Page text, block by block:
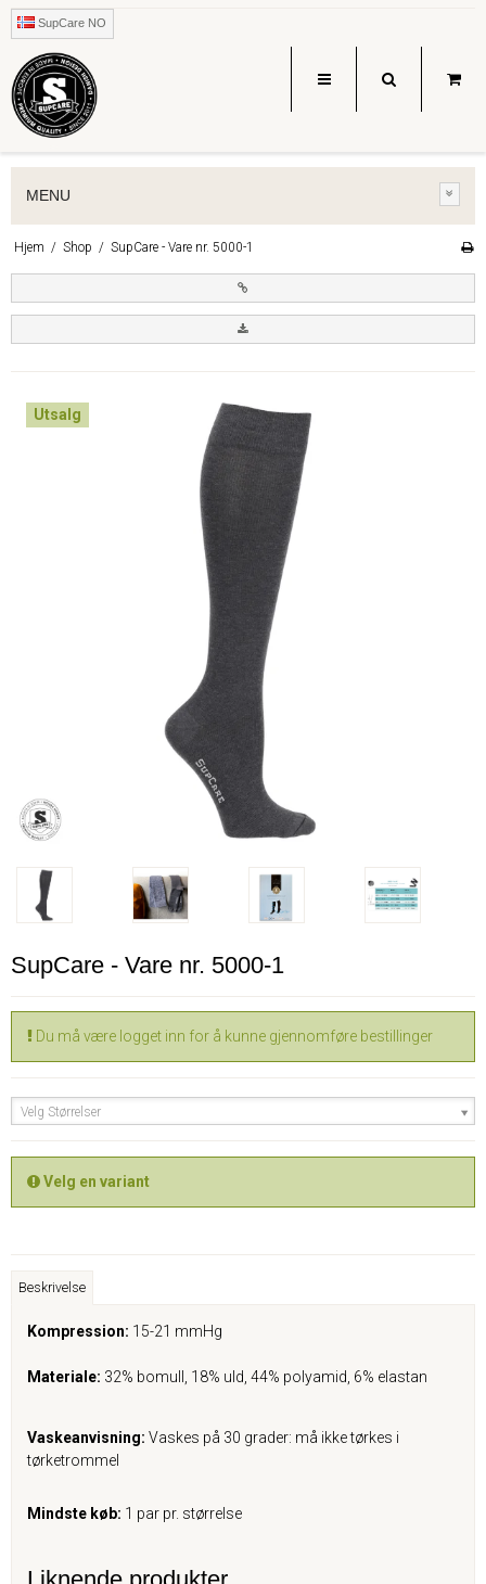
SupCare NO
MENU
Hjem / Shop / SupCare - Vare nr. 5000-1
Utsalg
SupCare - Vare nr. 5000-1
Du må være logget inn for å kunne gjennomføre bestillinger
Velg Størrelser
Velg en variant
Beskrivelse
Kompression: 15-21 mmHg
Materiale: 32% bomull, 18% uld, 44% polyamid, 6% elastan
Vaskeanvisning: Vaskes på 30 grader: må ikke tørkes i
tørketrommel
Mindste køb: 1 par pr. størrelse